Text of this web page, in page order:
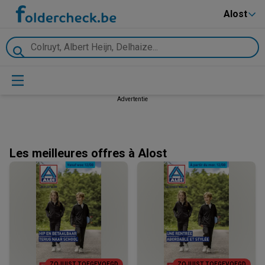
Alost
Advertentie
Les meilleures offres à Alost